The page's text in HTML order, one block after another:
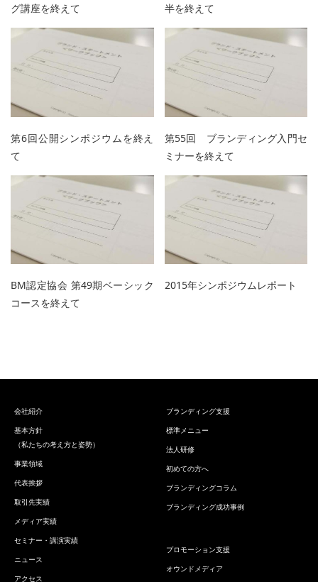
グ講座を終えて
半を終えて
第6回公開シンポジウムを終え
て
第55回 ブランディング入門セ
ミナーを終えて
BM認定協会 第49期ベーシック
コースを終えて
2015年シンポジウムレポート
会社紹介
基本方針
（私たちの考え方と姿勢）
事業領域
代表挨拶
取引先実績
メディア実績
セミナー・講演実績
ニュース
アクセス
ブランディング支援
標準メニュー
法人研修
初めての方へ
ブランディングコラム
ブランディング成功事例
プロモーション支援
オウンドメディア